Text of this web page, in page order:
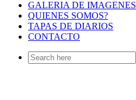
GALERIA DE IMAGENES
QUIENES SOMOS?
TAPAS DE DIARIOS
CONTACTO
Search
for: